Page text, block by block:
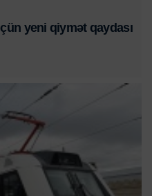
yeni qiymət qaydası